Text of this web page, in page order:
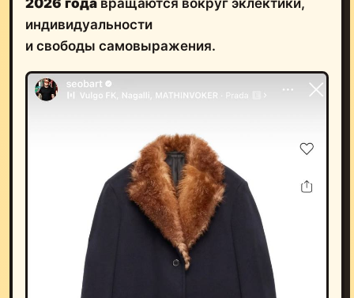
индивидуальности
и свободы самовыражения.